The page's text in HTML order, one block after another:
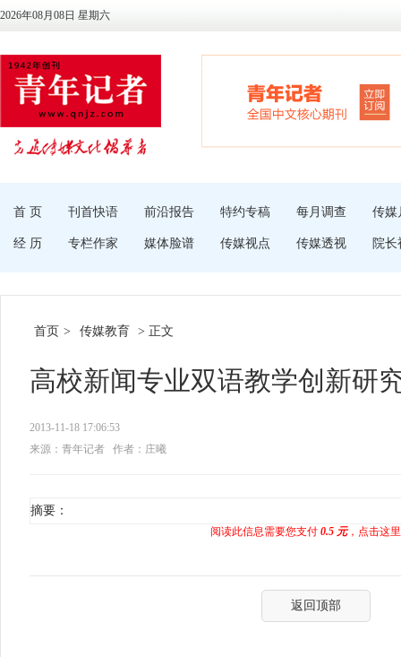
2026年08月08日 星期六
首 页 刊首快语 前沿报告 特约专稿 每月调查 传媒
经 历 专栏作家 媒体脸谱 传媒视点 传媒透视 院长
首页 > 传媒教育 > 正文
高校新闻专业双语教学创新研
2013-11-18 17:06:53
来源：青年记者
作者：庄曦
摘要：
阅读此信息需要您支付 0.5 元，点击这
返回顶部